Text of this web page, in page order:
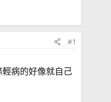
#1
病的好像就自己